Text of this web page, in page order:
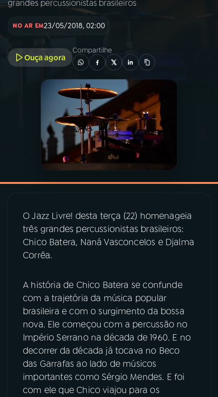
01INÍCIO
PROGRAMAÇÃO
PROGRAMAS
PODCASTS
VIDEOCASTS
08 PRÊMIO RÁDIO MEC
YouTube Facebook
Instagram X
TikTok
grandes percussionistas brasileiros
NO AR EM23/05/2018, 02:00
Ouça agora
Compartilhe
O Jazz Livre! desta terça (22) homenageia
três grandes percussionistas brasileiros:
Chico Batera, Naná Vasconcelos e Djalma
Corrêa.
A história de Chico Batera se confunde
com a trajetória da música popular
brasileira e com o surgimento da bossa
nova. Ele começou com a percussão no
Império Serrano na década de 1960. E no
decorrer da década já tocava no Beco
das Garrafas ao lado de músicos
importantes como Sérgio Mendes. E foi
com ele que Chico viajou para os